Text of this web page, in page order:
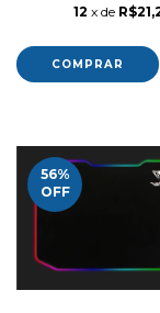
12 x de
56%
OFF